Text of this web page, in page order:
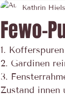
Komm in
Fewo-
Kathrin
1.
2. Gardinen
3.
Zustand innen